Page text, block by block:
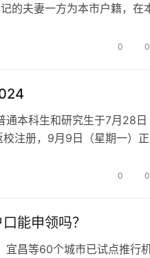
的夫妻一方为本市户籍，在
0 0
本科生和研究生于7月28日
注册，9月9日（星期一）
0 0
能申领吗？
宜昌等60个城市已试点推行